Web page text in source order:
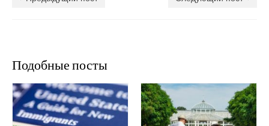
Подобные посты